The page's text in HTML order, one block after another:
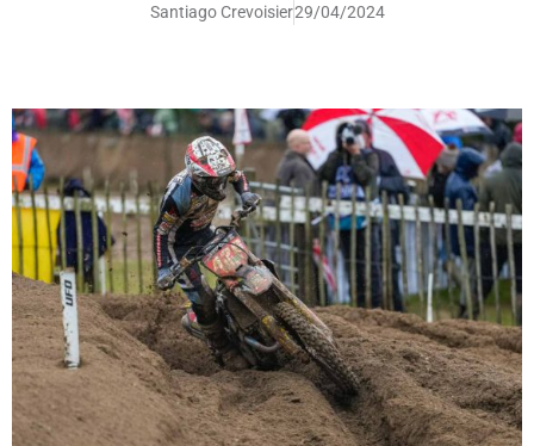
Santiago Crevoisier29/04/2024